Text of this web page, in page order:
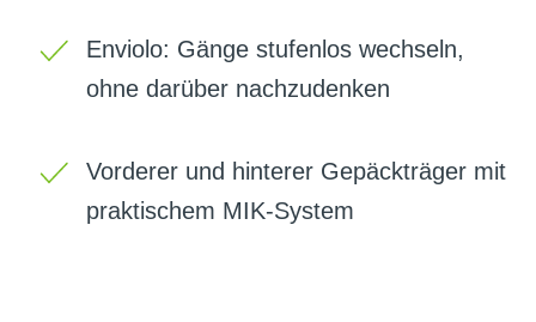
Enviolo: Gänge stufenlos wechseln,
ohne darüber nachzudenken
Vorderer und hinterer Gepäckträger mit
praktischem MIK-System